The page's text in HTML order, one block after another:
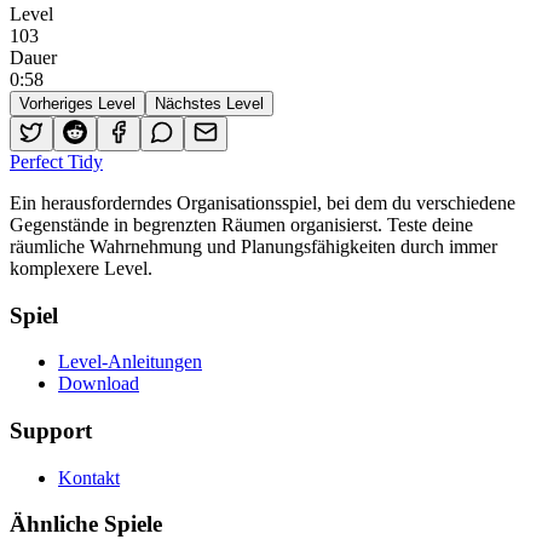
Level
103
Dauer
0:58
Vorheriges Level Nächstes Level
Perfect Tidy
Ein herausforderndes Organisationsspiel, bei dem du verschiedene
Gegenstände in begrenzten Räumen organisierst. Teste deine
räumliche Wahrnehmung und Planungsfähigkeiten durch immer
komplexere Level.
Spiel
Level-Anleitungen
Download
Support
Kontakt
Ähnliche Spiele